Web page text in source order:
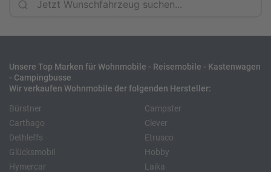
Unsere Top Marken für Wohnmobile - Reisemobile - Kastenwagen
- Campingbusse
Wir verkaufen Wohnmobile der folgenden Hersteller:
Bürstner
Carthago
Dethleffs
Glücksmobil
Hymercar
Campster
Clever
Etrusco
Hobby
Laika